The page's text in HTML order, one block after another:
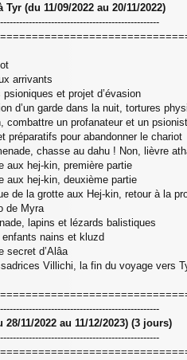
(du 11/09/2022 au 20/11/2022)
arrivants
et projet d’évasion
d’un garde dans la nuit, tortures
combattre un profanateur et un
préparatifs pour abandonner le chariot
chasse au dahu ! Non, lièvre
aux hej-kin, première partie
aux hej-kin, deuxième partie
de la grotte aux Hej-kin, retour à la
de Myra
lapins et lézards balistiques
nains et kluzd
secret d’Alâa
Villichi, la fin du voyage vers
11/2022 au 11/12/2023) (3 jours)